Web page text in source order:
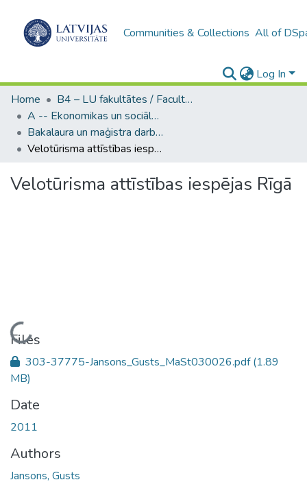
Communities & Collections All of
Log In
Home
B4 – LU fakultātes / Faculties of the UL
A -- Ekonomikas un sociālo zinātņu fakultāte / Faculty of Economics and Social Sciences
Bakalaura un maģistra darbi (ESZF) / Bachelor's and Master's theses
Velotūrisma attīstības iespējas Rīgā
Velotūrisma attīstības iespējas Rīgā
Loading...
Files
303-37775-Jansons_Gusts_MaSt030026.pdf(1.89
MB)
Date
2011
Authors
Jansons, Gusts